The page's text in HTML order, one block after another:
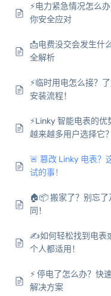
⚡电力紧急情况怎么
你安全应对
📩电费没交会发生什
全解析
⚡️临时用电怎么接？
安装流程！
⚡️Linky 智能电表的
越来越多用户选择它？
🚨 篡改 Linky 电表？
试的事！
🏠📦 搬家了？别忘
同！
✍️如何轻松找到电表
个人都适用！
⚡ 停电了怎么办？快
解决方案